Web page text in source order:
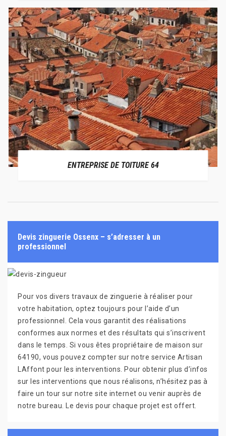
ENTREPRISE DE TOITURE 64
Devis zinguerie Ossenx – s’adresser à un
professionnel
Pour vos divers travaux de zinguerie à réaliser pour
votre habitation, optez toujours pour l’aide d’un
professionnel. Cela vous garantit des réalisations
conformes aux normes et des résultats qui s’inscrivent
dans le temps. Si vous êtes propriétaire de maison sur
64190, vous pouvez compter sur notre service Artisan
LAffont pour les interventions. Pour obtenir plus d’infos
sur les interventions que nous réalisons, n’hésitez pas à
faire un tour sur notre site internet ou venir auprès de
notre bureau. Le devis pour chaque projet est offert.